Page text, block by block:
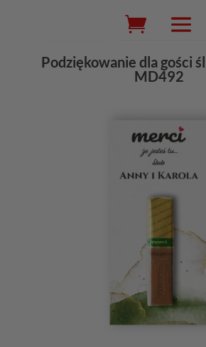
Wyszukiwarka
produktów
Podziękowanie dla gości
MD492